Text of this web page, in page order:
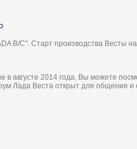
B/C". Старт производства Весты
в августе 2014 года, Вы можете
Лада Веста открыт для общения